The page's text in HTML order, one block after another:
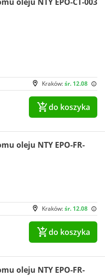
Kraków:śr. 12.08
do koszyka
oleju NTY EPO-FR-
Kraków:śr. 12.08
do koszyka
oleju NTY EPO-FR-